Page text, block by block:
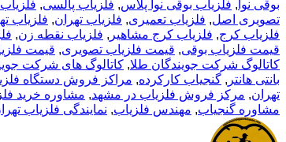
بوقی نوا , فلزیاب بوقی نوا پلاس, فلزیاب پالسی, فلزیاب
تصویری اصل, فلزیاب تعمیری, فلزیاب تهران, فلزیاب
فلزیاب کرج, فلزیاب کرج مشاهیر , فلزیاب نقطه زن,
قیمت فلزیاب بوقی, قیمت فلزیاب تصویری, قیمت
کاتالوگ شرکت جویندگان طلا, کاتالوگ های شرکت
بانتی هانتر , گنجیاب کارکرده, مراکز فروش دستگاه
تهران, مرکز فروش فلزیاب در مشهد, مشاوره خرید
مشاوره گنجیاب, مهندس فلزیاب, نمایندگی فلزیاب